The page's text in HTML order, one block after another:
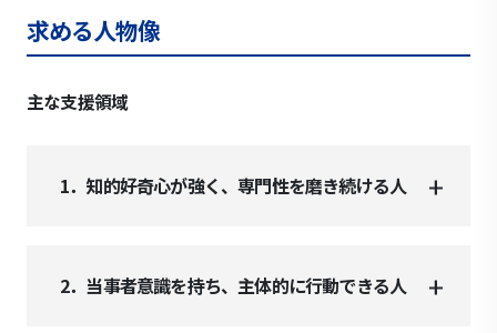
求める人物像
主な支援領域
1．知的好奇心が強く、専門性を磨き続ける人
2．当事者意識を持ち、主体的に行動できる人